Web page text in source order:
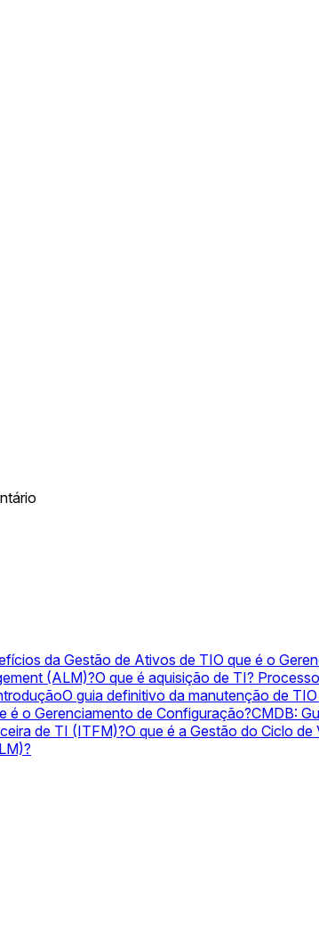
da Gestão de Ativos de TIO que é o
(ALM)?O que é aquisição de TI?
O guia definitivo da manutenção de TI
é o Gerenciamento de Configuração?CMDB:
de TI (ITFM)?O que é a Gestão do Ciclo